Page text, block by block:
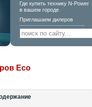
Где купить технику N-Power
в вашем городе
Приглашаем дилеров
Eco